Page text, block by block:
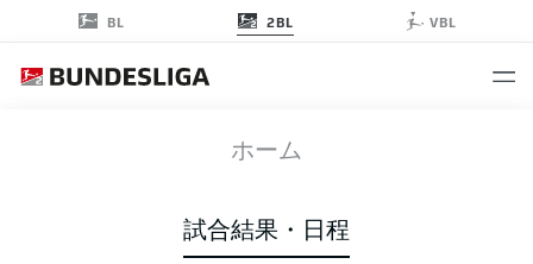
BL 2BL VBL
ホーム
試合結果・日程
EBS HSV
0 4